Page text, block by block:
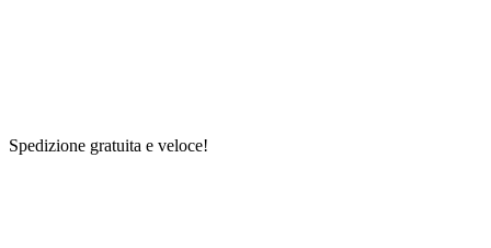
Spedizione gratuita e veloce!